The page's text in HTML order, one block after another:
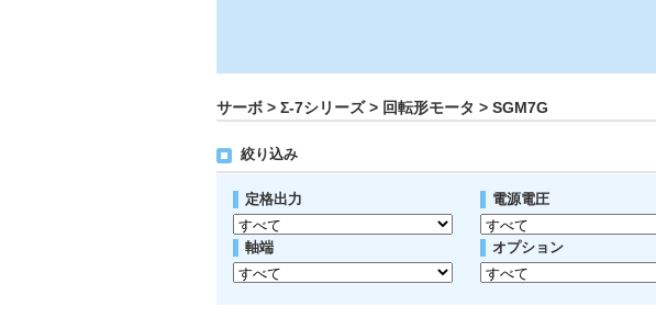
サーボ > Σ-7シリーズ > 回転形モータ > SGM7G
絞り込み
定格出力 電源電圧
軸端 オプション